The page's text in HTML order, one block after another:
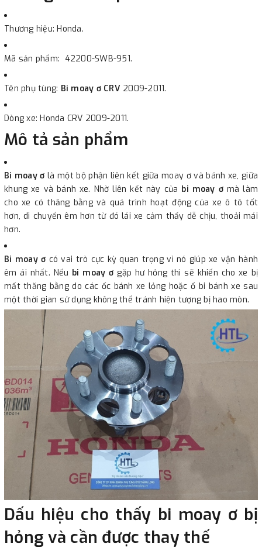
Thương hiệu: Honda.
Mã sản phẩm: 42200-SWB-951.
Tên phụ tùng: Bi moay ơ CRV 2009-2011.
Dòng xe: Honda CRV 2009-2011.
Mô tả sản phẩm
Bi moay ơ là một bộ phận liên kết giữa moay ơ và bánh xe, giữa
khung xe và bánh xe. Nhờ liên kết này của bi moay ơmà làm
cho xe có thăng bằng và quá trình hoạt động của xe ô tô tốt
hơn, di chuyển êm hơn từ đó lái xe cảm thấy dễ chịu, thoải mái
hơn.
Bi moay ơ có vai trò cực kỳ quan trọng vì nó giúp xe vận hành
êm ái nhất. Nếu bi moay ơ gặp hư hỏng thì sẽ khiến cho xe bị
mất thăng bằng do các ốc bánh xe lỏng hoặc ổ bi bánh xe sau
một thời gian sử dụng không thể tránh hiện tượng bị hao mòn.
Dấu hiệu cho thấy bi moay ơ bị
hỏng và cần được thay thế